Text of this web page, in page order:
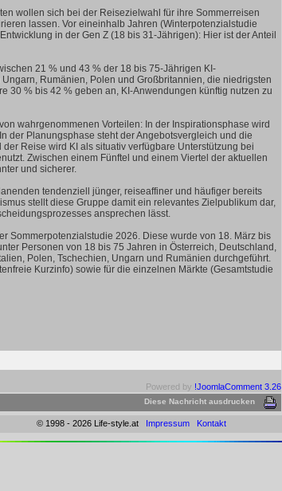
wollen sich bei der Reisezielwahl für ihre Sommerreisen
lassen. Vor eineinhalb Jahren (Winterpotenzialstudie
in der Gen Z (18 bis 31-Jährigen): Hier ist der Anteil
21 % und 43 % der 18 bis 75-Jährigen KI-
Rumänien, Polen und Großbritannien, die niedrigsten
30 % bis 42 % geben an, KI-Anwendungen künftig nutzen zu
wahrgenommenen Vorteilen: In der Inspirationsphase wird
der Planungsphase steht der Angebotsvergleich und die
Reise wird KI als situativ verfügbare Unterstützung bei
Zwischen einem Fünftel und einem Viertel der aktuellen
und sicherer.
tendenziell jünger, reiseaffiner und häufiger bereits
stellt diese Gruppe damit ein relevantes Zielpublikum dar,
ansprechen lässt.
Sommerpotenzialstudie 2026. Diese wurde von 18. März bis
Personen von 18 bis 75 Jahren in Österreich, Deutschland,
Polen, Tschechien, Ungarn und Rumänien durchgeführt.
Kurzinfo) sowie für die einzelnen Märkte (Gesamtstudie
Powered by !JoomlaComment 3.26
Diese Nachricht ausdrucken
© 1998 - 2026 Life-style.at Impressum Kontakt